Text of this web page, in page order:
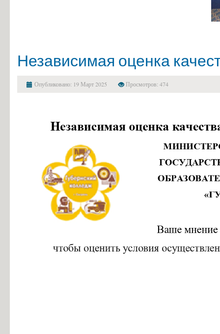
Независимая оценка
Опубликовано: 19 Март 2025 Просмотров: 474